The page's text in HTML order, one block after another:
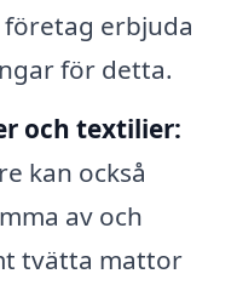
erbjuda
för detta.
och textilier:
kan också
av och
tvätta mattor